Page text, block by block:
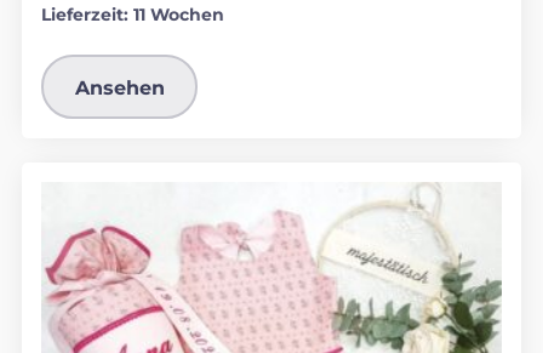
Lieferzeit: 11 Wochen
Ansehen